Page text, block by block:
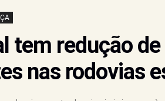
tem redução
nas rodovias